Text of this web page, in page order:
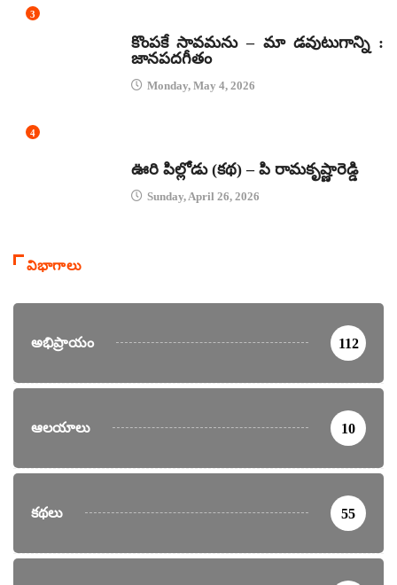
3
కొంపకే సావమను – మా డవుటుగాన్ని :
జానపదగీతం
Monday, May 4, 2026
4
ఊరి పిల్లోడు (కథ) – పి రామకృష్ణారెడ్డి
Sunday, April 26, 2026
విభాగాలు
అభిప్రాయం 112
ఆలయాలు 10
కథలు 55